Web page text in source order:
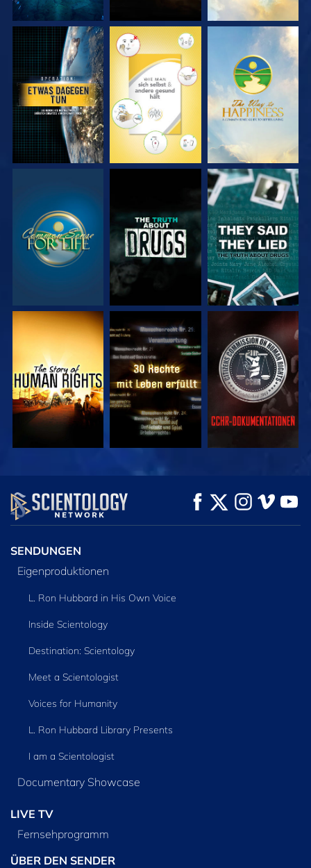
ANSEHEN ANSEHEN ANSEHEN
ANSEHEN ANSEHEN ANSEHEN
ANSEHEN ANSEHEN ANSEHEN
ANSEHEN
SERIE
ENTDECKEN
SENDUNGEN
Eigenproduktionen
L. Ron Hubbard in His Own Voice
Inside Scientology
Destination: Scientology
Meet a Scientologist
Voices for Humanity
L. Ron Hubbard Library Presents
I am a Scientologist
Documentary Showcase
LIVE TV
Fernsehprogramm
ÜBER DEN SENDER